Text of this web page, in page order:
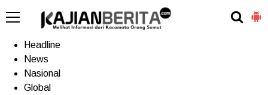
Home
Headline
News
Nasional
Global
Terkini